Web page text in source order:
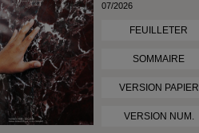
07/2026
FEUILLETER
SOMMAIRE
VERSION PAPIER
VERSION NUM.